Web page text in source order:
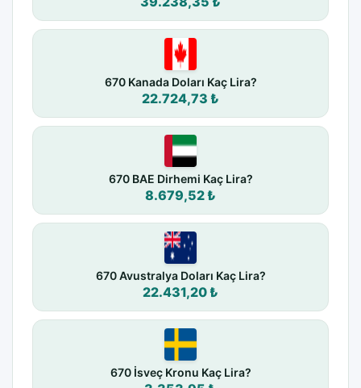
670 Kanada Doları Kaç Lira?
22.724,73 ₺
670 BAE Dirhemi Kaç Lira?
8.679,52 ₺
670 Avustralya Doları Kaç Lira?
22.431,20 ₺
670 İsveç Kronu Kaç Lira?